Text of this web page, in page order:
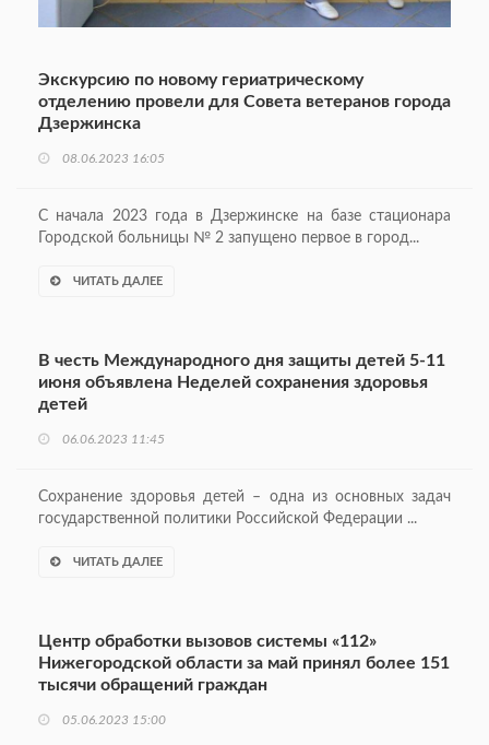
Экскурсию по новому гериатрическому
отделению провели для Совета ветеранов города
Дзержинска
08.06.2023 16:05
С начала 2023 года в Дзержинске на базе стационара
Городской больницы № 2 запущено первое в город...
ЧИТАТЬ ДАЛЕЕ
В честь Международного дня защиты детей 5-11
июня объявлена Неделей сохранения здоровья
детей
06.06.2023 11:45
Сохранение здоровья детей – одна из основных задач
государственной политики Российской Федерации ...
ЧИТАТЬ ДАЛЕЕ
Центр обработки вызовов системы «112»
Нижегородской области за май принял более 151
тысячи обращений граждан
05.06.2023 15:00